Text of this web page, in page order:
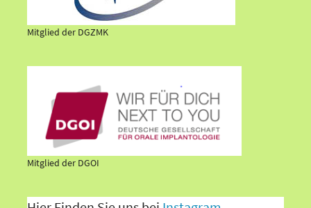
Mitglied der DGZMK
Mitglied der DGOI